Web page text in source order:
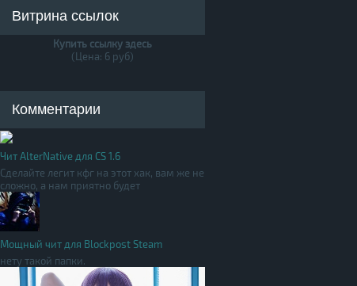
Витрина ссылок
Купить ссылку здесь
(Цена: 6 руб)
Комментарии
Чит AlterNative для CS 1.6
Сделайте легит кфг на этот хак, вам же не
сложно, а нам приятно будет
Мощный чит для Blockpost Steam
нету такой папки.